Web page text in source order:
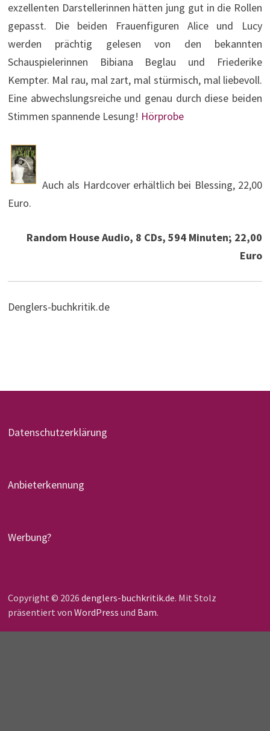
exzellenten Darstellerinnen hätten jung gut in die Rollen
gepasst. Die beiden Frauenfiguren Alice und Lucy
werden prächtig gelesen von den bekannten
Schauspielerinnen Bibiana Beglau und Friederike
Kempter. Mal rau, mal zart, mal stürmisch, mal liebevoll.
Eine abwechslungsreiche und genau durch diese beiden
Stimmen spannende Lesung! Hörprobe
Auch als Hardcover erhältlich bei Blessing, 22,00
Euro.
Random House Audio, 8 CDs, 594 Minuten; 22,00
Euro
Denglers-buchkritik.de
Datenschutzerklärung
Anbieterkennung
Werbung?
Copyright © 2026 denglers-buchkritik.de. Mit Stolz
präsentiert von WordPress und Bam.